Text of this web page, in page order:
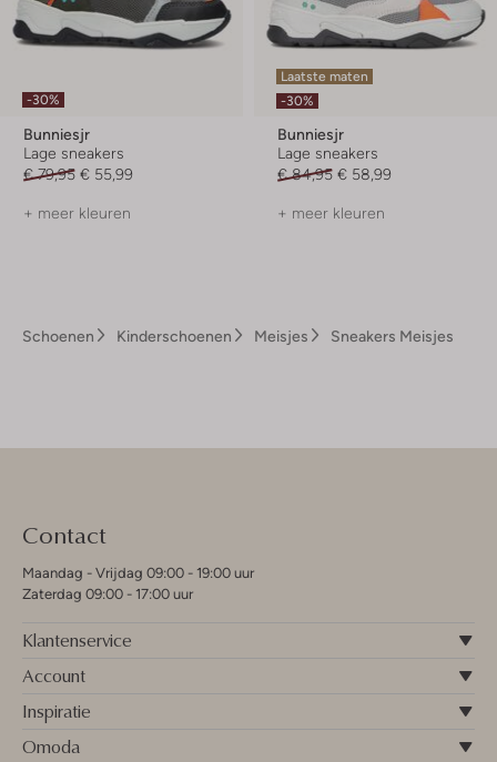
-30%
Bunniesjr
Lage sneakers
€ 79,95 € 55,99
+ meer kleuren
Laatste maten
-30%
Bunniesjr
Lage sneakers
€ 84,95 € 58,99
+ meer kleuren
Schoenen Kinderschoenen Meisjes Sneakers Meisjes
Contact
Maandag - Vrijdag 09:00 - 19:00 uur
Zaterdag 09:00 - 17:00 uur
Klantenservice
Account
Inspiratie
Omoda